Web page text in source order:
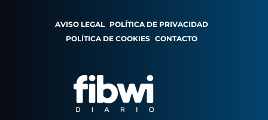
AVISO LEGAL POLÍTICA DE PRIVACIDAD
POLÍTICA DE COOKIES CONTACTO